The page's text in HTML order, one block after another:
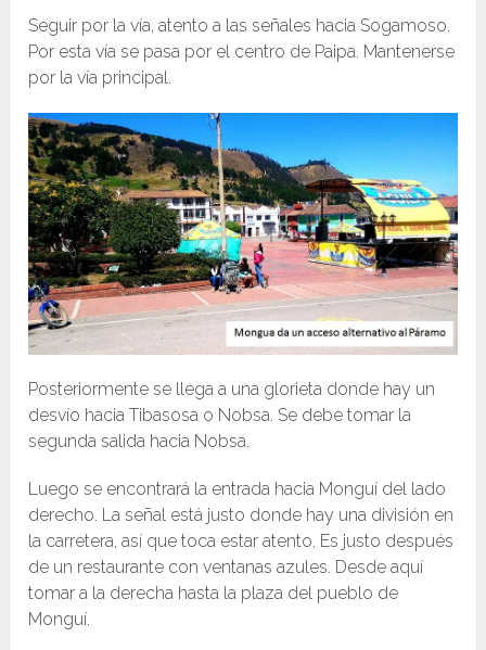
Seguir por la vía, atento a las señales hacia Sogamoso.
Por esta vía se pasa por el centro de Paipa. Mantenerse
por la vía principal.
Posteriormente se llega a una glorieta donde hay un
desvío hacia Tibasosa o Nobsa. Se debe tomar la
segunda salida hacia Nobsa.
Luego se encontrará la entrada hacia Monguí del lado
derecho. La señal está justo donde hay una división en
la carretera, así que toca estar atento. Es justo después
de un restaurante con ventanas azules. Desde aquí
tomar a la derecha hasta la plaza del pueblo de
Monguí.